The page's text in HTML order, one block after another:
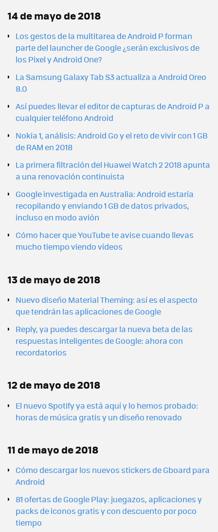
14 de mayo de 2018
Los gestos de la multitarea de Android P forman
parte del launcher de Google ¿serán exclusivos de
los Pixel y Android One?
La Samsung Galaxy Tab S3 actualiza a Android Oreo
8.0
Así puedes llevar el editor de capturas de Android P a
cualquier teléfono Android
Nokia 1, análisis: Android Go y el reto de vivir con 1 GB
de RAM en 2018
La primera filtración del Huawei Watch 2 2018 apunta
a una renovación continuista
Google investigada en Australia: Android estaría
recopilando y enviando 1 GB de datos privados,
incluso en modo avión
Cómo hacer que YouTube te avise cuando llevas
mucho tiempo viendo vídeos
13 de mayo de 2018
Nuevo diseño Material Theming: así es el aspecto
que tendrán las aplicaciones de Google
Reply, ya puedes descargar la nueva beta de las
respuestas inteligentes de Google: ahora con
recordatorios
12 de mayo de 2018
El nuevo Spotify ya está aquí y lo hemos probado:
horas de música gratis y un diseño renovado
11 de mayo de 2018
Cómo descargar los nuevos stickers de Gboard para
Android
81 ofertas de Google Play: juegazos, aplicaciones y
packs de iconos gratis y con descuento por poco
tiempo